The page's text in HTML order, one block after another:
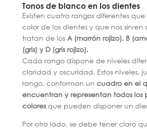
Tonos de blanco en los dientes
Existen cuatro rangos diferentes
color de los dientes y que nos sirven
tratan de losA (marrón rojizo), B
(gris) y D (gris rojizo).
Cada rango dispone de niveles
claridad y oscuridad. Estos niveles,
rango, conforman un cuadro en el
encuentran y representan todos los
coloresque pueden disponer un
Por otro lado, se debe tener claro